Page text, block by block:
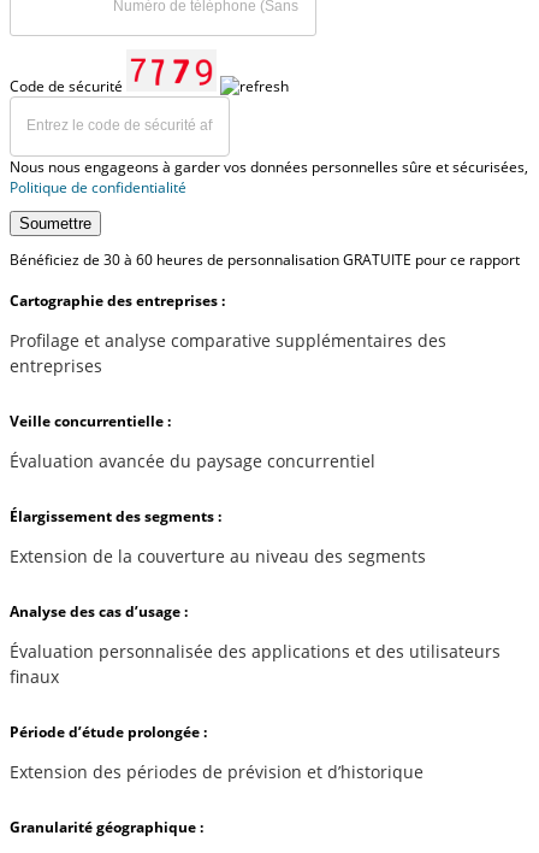
Code de sécurité
Nous nous engageons à garder vos données personnelles sûre et sécurisées,
Politique de confidentialité
Soumettre
Bénéficiez de 30 à 60 heures de personnalisation GRATUITE pour ce rapport
Cartographie des entreprises :
Profilage et analyse comparative supplémentaires des
entreprises
Veille concurrentielle :
Évaluation avancée du paysage concurrentiel
Élargissement des segments :
Extension de la couverture au niveau des segments
Analyse des cas d’usage :
Évaluation personnalisée des applications et des utilisateurs
finaux
Période d’étude prolongée :
Extension des périodes de prévision et d’historique
Granularité géographique :